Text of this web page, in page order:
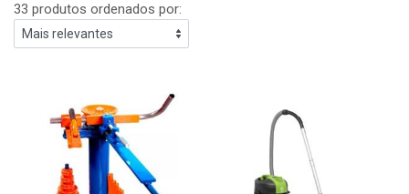
33 produtos ordenados por: